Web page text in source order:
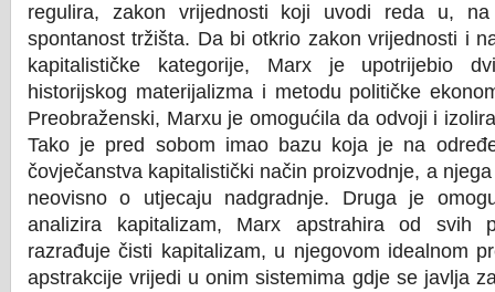
regulira, zakon vrijednosti koji uvodi reda u,
spontanost tržišta. Da bi otkrio zakon vrijednosti i
kapitalističke kategorije, Marx je upotrijebio
historijskog materijalizma i metodu političke
Preobraženski, Marxu je omogućila da odvoji i
Tako je pred sobom imao bazu koja je na
čovječanstva kapitalistički način proizvodnje, a
neovisno o utjecaju nadgradnje. Druga je
analizira kapitalizam, Marx apstrahira od svih
razrađuje čisti kapitalizam, u njegovom idealnom
apstrakcije vrijedi u onim sistemima gdje se javlja